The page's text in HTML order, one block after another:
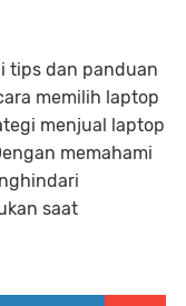
tips dan panduan
memilih laptop
menjual laptop
memahami
saat